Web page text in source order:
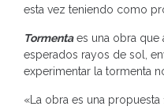
esta vez teniendo como
Tormentaes una obra que
esperados rayos de sol,
experimentar la tormenta
«La obra es una